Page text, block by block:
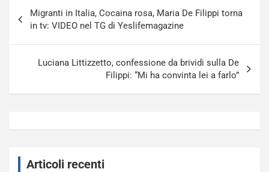
articoli
Migranti in Italia, Cocaina rosa, Maria De Filippi torna
in tv: VIDEO nel TG di Yeslifemagazine
Luciana Littizzetto, confessione da brividi sulla De
Filippi: “Mi ha convinta lei a farlo”
Articoli recenti